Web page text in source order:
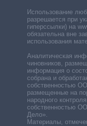
Использование
разрешается при
гиперссылки) на
обязательна вне
использования
Аналитическая
чиновников,
информация о
собрана и
собственностью
размещенные на
народного
собственностью
Дело».
Материалы,